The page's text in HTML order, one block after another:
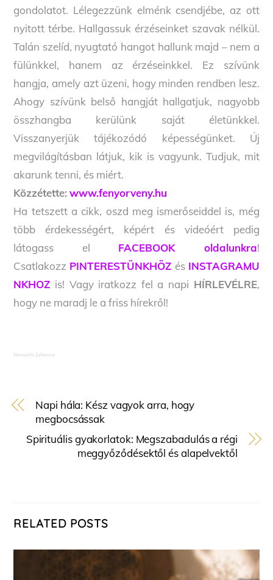
gondolatot. Lélegezzünk elménk csendjébe, az ott
nyitott térbe. Hallgassuk érzéseinket szavak nélkül.
Talán szelíd, nyugtató hangot hallunk majd – nem a
fülünkkel, hanem az érzéseinkkel. Ez szívünk
hangja, amely azt üzeni, hogy minden rendben lesz.
Ahogy szívünk belső hangját hallgatjuk, nagyobb
összhangba kerülünk saját életünkkel.
Visszanyerjük tájékozódó képességünket. Új
megvilágításban látjuk, kik is vagyunk. Tudjuk, mit
akarunk tenni, és miért.
Közzétette: www.fenyorveny.hu
Ha tetszett a cikk, oszd meg ismerőseiddel is, még
több érdekességért, képért és videóért pedig
látogass el FACEBOOK oldalunkra!
Csatlakozz PINTERESTÜNKHÖZ és INSTAGRAMU
NKHOZ is! Vagy iratkozz fel a napi HÍRLEVÉLRE,
hogy ne maradj le a friss hírekről!
Norwichi Julianna
Napi hála: Kész vagyok arra, hogy
megbocsássak
Spirituális gyakorlatok: Megszabadulás a régi
meggyőződésektől és alapelvektől
RELATED POSTS